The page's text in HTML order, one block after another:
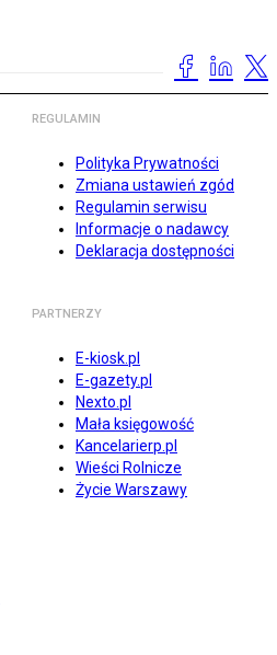
REGULAMIN
Polityka Prywatności
Zmiana ustawień zgód
Regulamin serwisu
Informacje o nadawcy
Deklaracja dostępności
PARTNERZY
E-kiosk.pl
E-gazety.pl
Nexto.pl
Mała księgowość
Kancelarierp.pl
Wieści Rolnicze
Życie Warszawy